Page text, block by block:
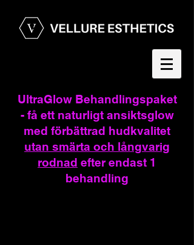
UltraGlow Behandlingspaket
- få ett naturligt ansiktsglow
med förbättrad hudkvalitet
utan smärta och långvarig
rodnad efter endast 1
behandling